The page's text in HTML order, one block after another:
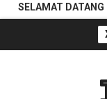
SELAMAT